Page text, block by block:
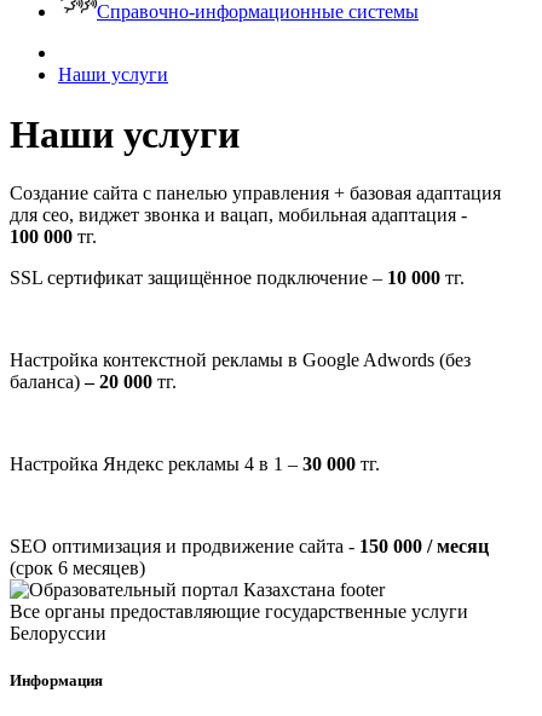
Справочно-информационные системы
Наши услуги
Наши услуги
Создание сайта с панелью управления + базовая адаптация
для сео, виджет звонка и вацап, мобильная адаптация -
100 000 тг.
SSL сертификат защищённое подключение – 10 000 тг.
Настройка контекстной рекламы в Google Adwords (без
баланса)– 20 000 тг.
Настройка Яндекс рекламы 4 в 1 – 30 000 тг.
SEO оптимизация и продвижение сайта - 150 000 / месяц
(срок 6 месяцев)
Все органы предоставляющие государственные услуги
Белоруссии
Информация